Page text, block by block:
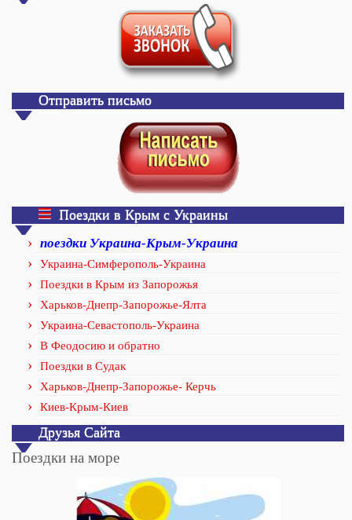
Отправить письмо
Поездки в Крым с Украины
поездки Украина-Крым-Украина
Украина-Симферополь-Украина
Поездки в Крым из Запорожья
Харьков-Днепр-Запорожье-Ялта
Украина-Севастополь-Украина
В Феодосию и обратно
Поездки в Судак
Харьков-Днепр-Запорожье- Керчь
Киев-Крым-Киев
Друзья Сайта
Поездки на море